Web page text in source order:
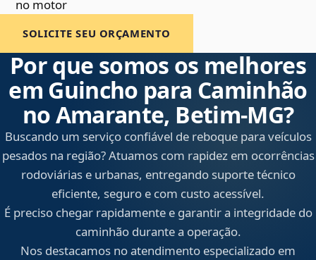
no motor
SOLICITE SEU ORÇAMENTO
Por que somos os melhores
em Guincho para Caminhão
no Amarante, Betim‑MG?
Buscando um serviço confiável de reboque para veículos
pesados na região? Atuamos com rapidez em ocorrências
rodoviárias e urbanas, entregando suporte técnico
eficiente, seguro e com custo acessível.
É preciso chegar rapidamente e garantir a integridade do
caminhão durante a operação.
Nos destacamos no atendimento especializado em